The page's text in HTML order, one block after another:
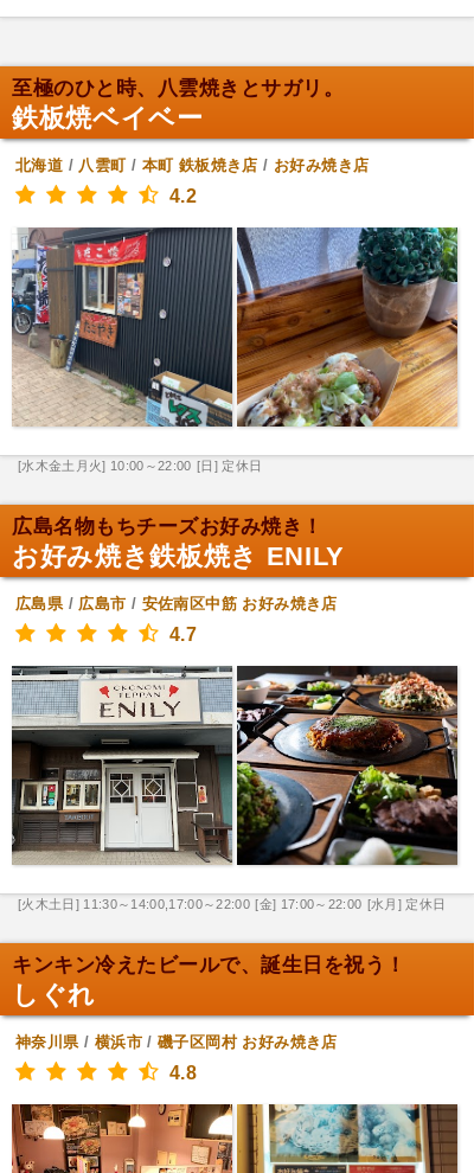
至極のひと時、八雲焼きとサガリ。
鉄板焼ベイベー
北海道 / 八雲町/ 本町 鉄板焼き店 / お好み焼き店
4.2
[水木金土月火] 10:00～22:00 [日] 定休日
広島名物もちチーズお好み焼き！
お好み焼き鉄板焼き ENILY
広島県/ 広島市 / 安佐南区中筋 お好み焼き店
4.7
[火木土日] 11:30～14:00,17:00～22:00 [金] 17:00～22:00 [水月] 定休日
キンキン冷えたビールで、誕生日を祝う！
しぐれ
神奈川県/ 横浜市/磯子区岡村 お好み焼き店
4.8